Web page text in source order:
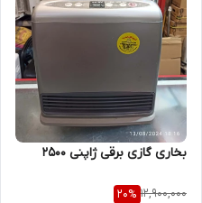
بخاری گازی برقی ژاپنی 2500
12,900,000
20%